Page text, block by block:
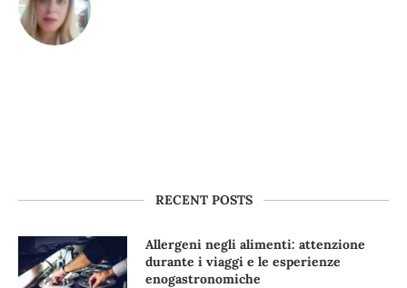
RECENT POSTS
Allergeni negli alimenti: attenzione
durante i viaggi e le esperienze
enogastronomiche